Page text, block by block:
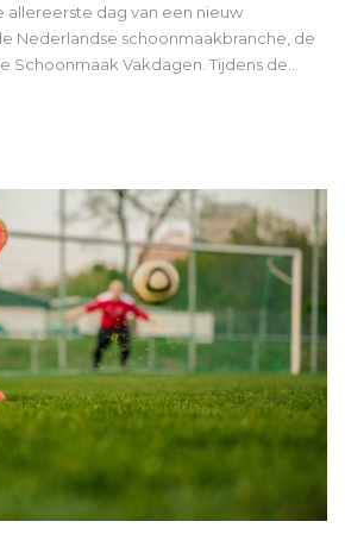
allereerste dag van een nieuw
Nederlandse schoonmaakbranche, de
Schoonmaak Vakdagen. Tijdens de...